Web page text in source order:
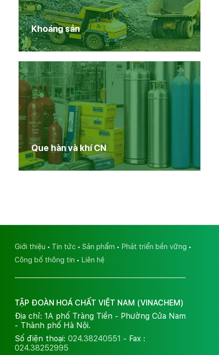
Khoáng sản
Que hàn và khí CN
Giới thiệu Tin tức Sản phẩm
Phát triển bền vững
Công bố thông tin
Liên hệ
TẬP ĐOÀN HOÁ CHẤT VIỆT NAM (VINACHEM)
Địa chỉ: 1A phố Tràng Tiền - Phường Cửa Nam
- Thành phố Hà Nội.
Số điện thoại: 024.38240551 - Fax :
024.38252995